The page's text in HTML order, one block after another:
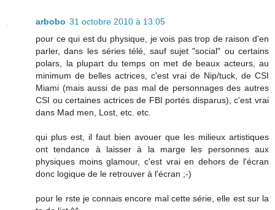
arbobo 31 octobre 2010 à 13:05
pour ce qui est du physique, je vois pas trop de raison d'en
parler, dans les séries télé, sauf sujet "social" ou certains
polars, la plupart du temps on met de beaux acteurs, au
minimum de belles actrices, c'est vrai de Nip/tuck, de CSI
Miami (mais aussi de pas mal de personnages des autres
CSI ou certaines actrices de FBI portés disparus), c'est vrai
dans Mad men, Lost, etc. etc.
qui plus est, il faut bien avouer que les milieux artistiques
ont tendance à laisser à la marge les personnes aux
physiques moins glamour, c'est vrai en dehors de l'écran
donc logique de le retrouver à l'écran ;-)
pour le rste je connais encore mal cette série, elle est sur la